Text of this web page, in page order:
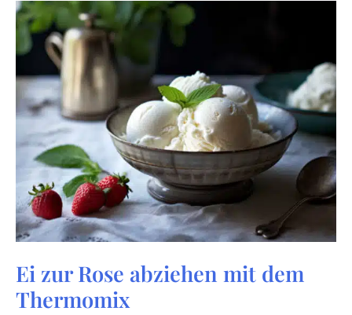
Teil
Ei zur Rose abziehen mit dem
Thermomix